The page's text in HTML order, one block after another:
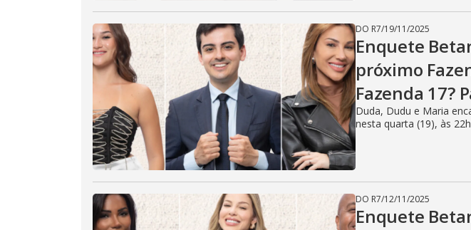
DO R7/19/11/2025
Enquete
próximo
Fazenda 17?
Duda, Dudu e Maria
nesta quarta (19), às
DO R7/12/11/2025
Enquete